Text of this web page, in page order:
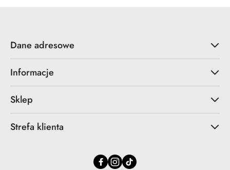
Dane adresowe
Informacje
Sklep
Strefa klienta